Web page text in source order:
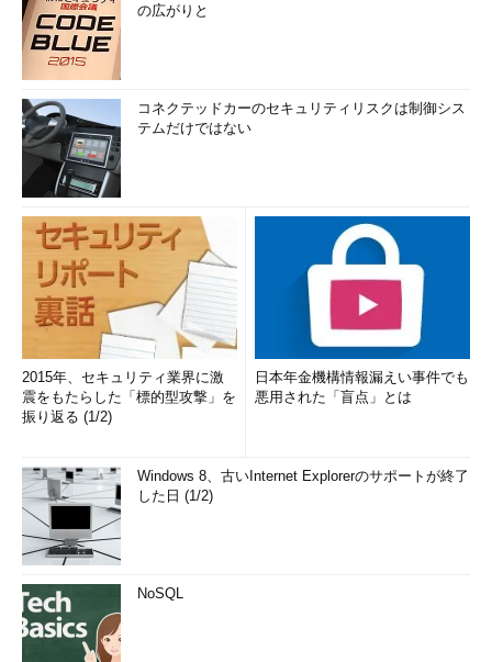
の広がりと
コネクテッドカーのセキュリティリスクは制御シス
テムだけではない
2015年、セキュリティ業界に激
震をもたらした「標的型攻撃」を
振り返る (1/2)
日本年金機構情報漏えい事件でも
悪用された「盲点」とは
Windows 8、古いInternet Explorerのサポートが終了
した日 (1/2)
NoSQL